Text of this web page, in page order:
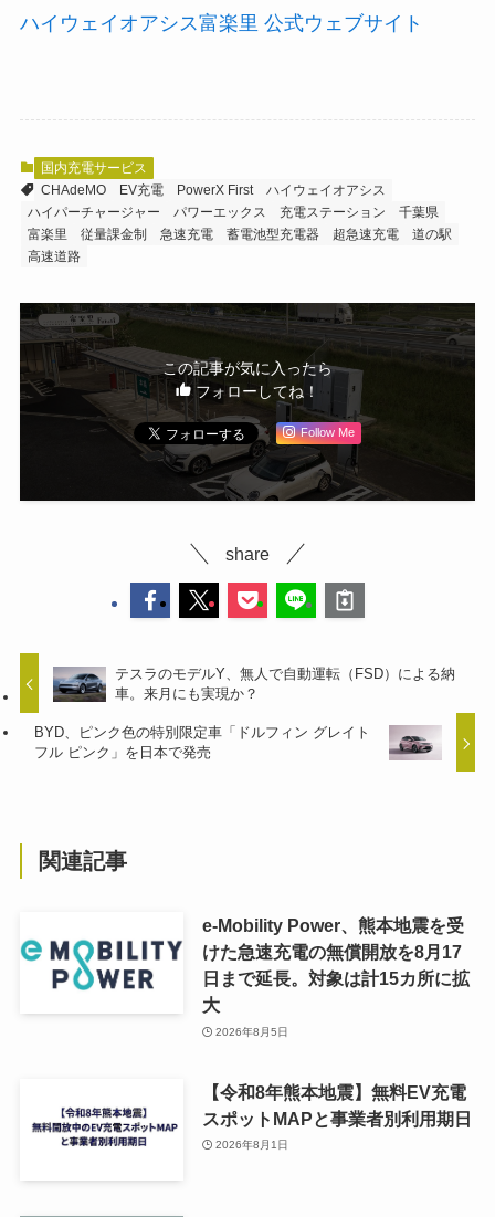
ハイウェイオアシス富楽里 公式ウェブサイト
国内充電サービス
CHAdeMO
EV充電 PowerX First
ハイウェイオアシス
ハイパーチャージャー
パワーエックス 充電ステーション
千葉県
富楽里
従量課金制 急速充電 蓄電池型充電器 超急速充電
道の駅
高速道路
この記事が気に入ったら
フォローしてね！
Follow Me
share
テスラのモデルY、無人で自動運転（FSD）による納
車。来月にも実現か？
BYD、ピンク色の特別限定車「ドルフィン グレイト
フル ピンク」を日本で発売
関連記事
e-Mobility Power、熊本地震を受
けた急速充電の無償開放を8月17
日まで延長。対象は計15カ所に拡
大
2026年8月5日
【令和8年熊本地震】無料EV充電
スポットMAPと事業者別利用期日
2026年8月1日